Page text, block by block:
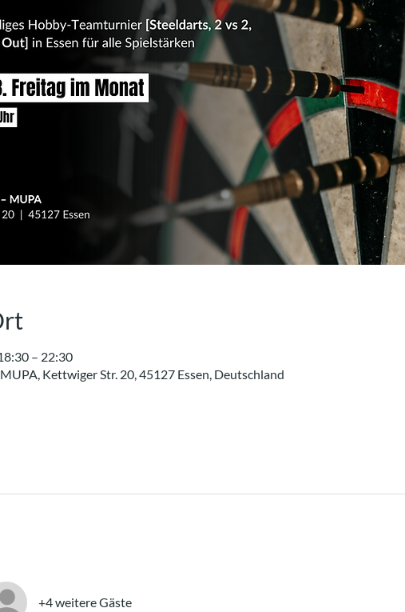
– 22:30
Kettwiger Str. 20, 45127 Essen, Deutschland
+4 weitere Gäste